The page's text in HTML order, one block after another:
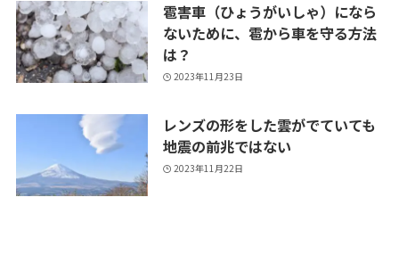
雹害車（ひょうがいしゃ）になら
ないために、雹から車を守る方法
は？
2023年11月23日
レンズの形をした雲がでていても
地震の前兆ではない
2023年11月22日